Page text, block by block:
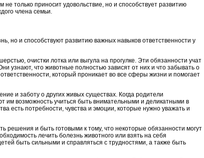
только приносит удовольствие, но и способствует развитию
члена семьи.
но и способствуют развитию важных навыков ответственности у
очистки лотка или выгула на прогулке. Эти обязанности учат
узнают, что животные полностью зависят от них и что забывать о
который проникает во все сферы жизни и помогает
и заботу о других живых существах. Когда родители
им возможность учиться быть внимательными и деликатными в
есть потребности, чувства и эмоции, которые нужно уважать и
решения и быть готовыми к тому, что некоторые обязанности могут
лечить болезнь животного или взять на себя
быть сильными и справляться с трудностями, а также быть